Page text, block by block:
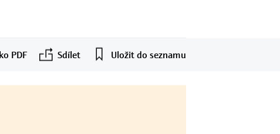
PDF Sdílet Uložit do seznamu